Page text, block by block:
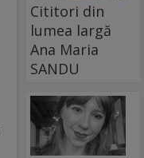
Cititori din
lumea largă
Ana Maria
SANDU